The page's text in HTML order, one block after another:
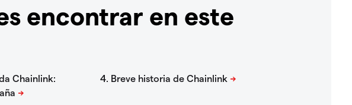
encontrar en este